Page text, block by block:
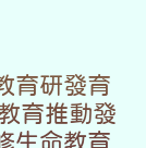
育研發育
育推動發
生命教育